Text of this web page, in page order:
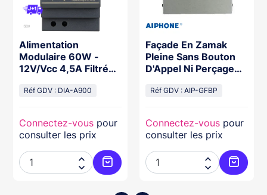
au panier
Alimentation
Modulaire 60W -
12V/Vcc 4,5A Filtrée
Réf GDV : DIA-A900
Connectez-vous pour
consulter les prix


Ajouter au panier
Façade En Zamak
Pleine Sans Bouton
D'Appel Ni Perçage
Réf GDV : AIP-GFBP
Connectez-vous pour
consulter les prix

